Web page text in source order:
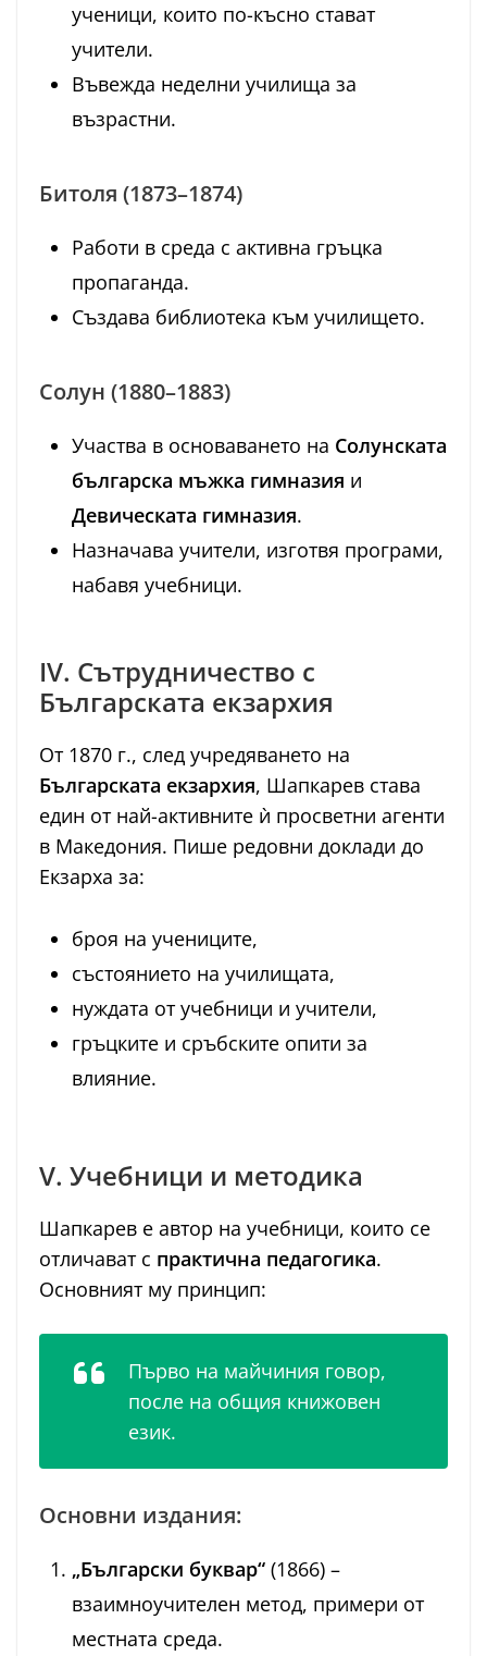
ученици, които по-късно стават
учители.
Въвежда неделни училища за
възрастни.
Битоля (1873–1874)
Работи в среда с активна гръцка
пропаганда.
Създава библиотека към училището.
Солун (1880–1883)
Участва в основаването на Солунската
българска мъжка гимназия и
Девическата гимназия.
Назначава учители, изготвя програми,
набавя учебници.
IV. Сътрудничество с
Българската екзархия
От 1870 г., след учредяването на
Българската екзархия, Шапкарев става
един от най-активните ѝ просветни агенти
в Македония. Пише редовни доклади до
Екзарха за:
броя на учениците,
състоянието на училищата,
нуждата от учебници и учители,
гръцките и сръбските опити за
влияние.
V. Учебници и методика
Шапкарев е автор на учебници, които се
отличават с практична педагогика.
Основният му принцип:
Първо на майчиния говор,
после на общия книжовен
език.
Основни издания:
„Български буквар“ (1866) –
взаимноучителен метод, примери от
местната среда.